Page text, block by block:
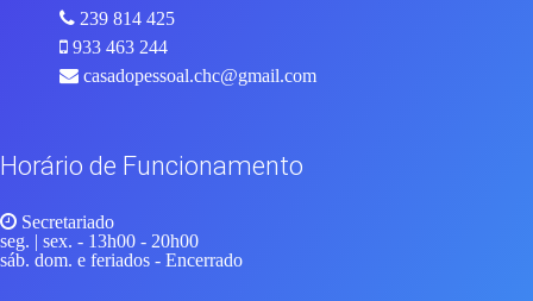
239 814 425
933 463 244
casadopessoal.chc@gmail.com
Horário de Funcionamento
Secretariado
seg. | sex. - 13h00 - 20h00
sáb. dom. e feriados - Encerrado